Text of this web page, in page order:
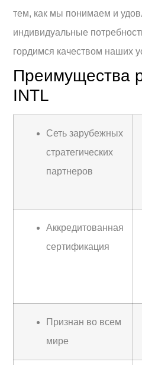
тем, как мы понимаем и
индивидуальные
гордимся качеством наших
Преимущества
INTL
Сеть зарубежных
стратегических
партнеров
Аккредитованная
сертификация
Признан во всем
мире